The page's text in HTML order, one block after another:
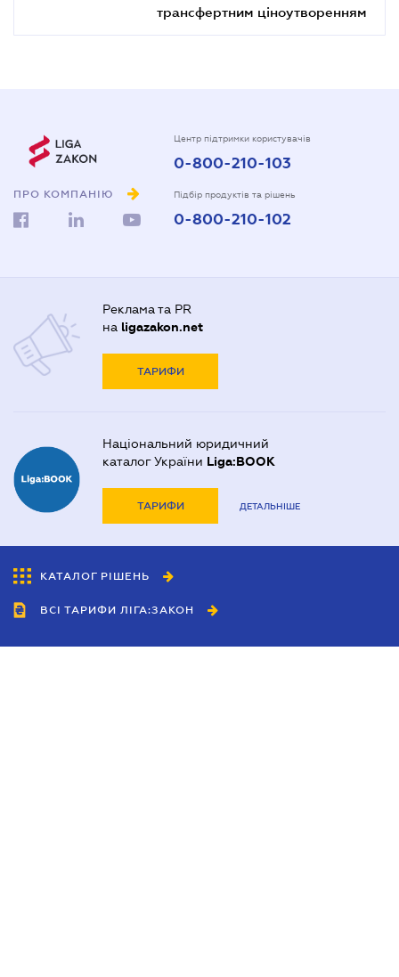
трансфертним ціноутворенням
ПРО КОМПАНІЮ
Центр підтримки користувачів
0-800-210-103
Підбір продуктів та рішень
0-800-210-102
Реклама та PR
на ligazakon.net
ТАРИФИ
Національний юридичний
каталог України Liga:BOOK
ТАРИФИ ДЕТАЛЬНІШЕ
КАТАЛОГ РІШЕНЬ
ВСІ ТАРИФИ ЛІГА:ЗАКОН